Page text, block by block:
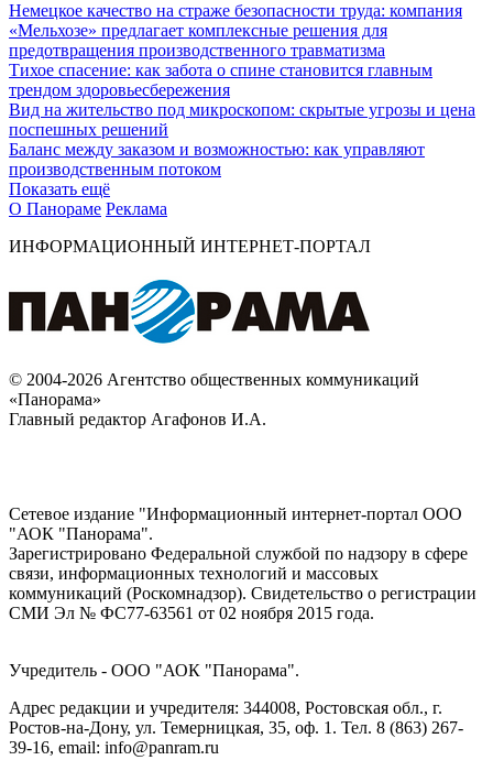
Немецкое качество на страже безопасности труда: компания
«Мельхозе» предлагает комплексные решения для
предотвращения производственного травматизма
Тихое спасение: как забота о спине становится главным
трендом здоровьесбережения
Вид на жительство под микроскопом: скрытые угрозы и цена
поспешных решений
Баланс между заказом и возможностью: как управляют
производственным потоком
Показать ещё
О Панораме Реклама
ИНФОРМАЦИОННЫЙ ИНТЕРНЕТ-ПОРТАЛ
© 2004-2026 Агентство общественных коммуникаций
«Панорама»
Главный редактор Агафонов И.А.
Сетевое издание "Информационный интернет-портал ООО
"АОК "Панорама".
Зарегистрировано Федеральной службой по надзору в сфере
связи, информационных технологий и массовых
коммуникаций (Роскомнадзор). Cвидетельство о регистрации
СМИ Эл № ФС77-63561 от 02 ноября 2015 года.
Учредитель - ООО "АОК "Панорама".
Адрес редакции и учредителя: 344008, Ростовская обл., г.
Ростов-на-Дону, ул. Темерницкая, 35, оф. 1. Тел. 8 (863) 267-
39-16, email: info@panram.ru